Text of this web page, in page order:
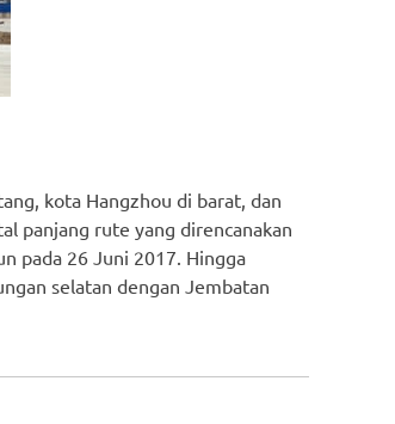
kota Hangzhou di barat, dan
panjang rute yang direncanakan
pada 26 Juni 2017. Hingga
selatan dengan Jembatan